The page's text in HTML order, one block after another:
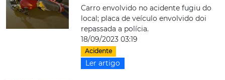
Carro envolvido no acidente fugiu do
local; placa de veículo envolvido doi
repassada a polícia.
18/09/2023 03:19
Acidente
Ler artigo